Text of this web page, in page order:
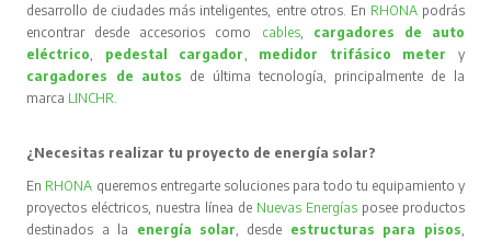
desarrollo de ciudades más inteligentes, entre otros. En RHONA podrás
encontrar desde accesorios como cables, cargadores de auto
eléctrico
pedestal cargador medidor trifásico meter
y
cargadores de autos de última tecnología, principalmente de la
marca LINCHR
¿Necesitas realizar tu proyecto de energía solar?
En RHONA queremos entregarte soluciones para todo tu equipamiento y
proyectos eléctricos, nuestra línea de Nuevas Energíasposee productos
destinados a la energía solar , desde estructuras para pisos